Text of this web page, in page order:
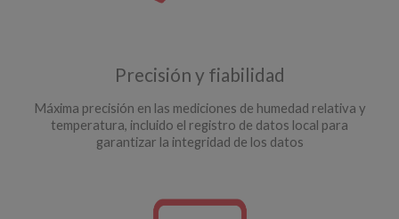
Precisión y fiabilidad
Máxima precisión en las mediciones de humedad relativa y
temperatura, incluido el registro de datos local para
garantizar la integridad de los datos